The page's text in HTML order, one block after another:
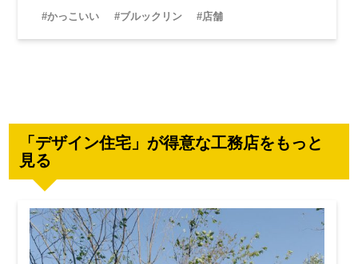
安心な家づくりを提案してくれます。
#かっこいい #ブルックリン #店舗
「デザイン住宅」が得意な工務店をもっと
見る